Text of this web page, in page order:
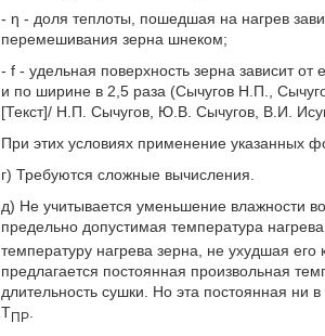
- η - доля теплоты, пошедшая на нагрев
перемешивания зерна шнеком;
- f - удельная поверхность зерна зависит
и по ширине в 2,5 раза (Сычугов Н.П.,
[Текст]/ Н.П. Сычугов, Ю.В. Сычугов, В.И.
При этих условиях применение указанных
г) Требуются сложные вычисления.
д) Не учитывается уменьшение влажности
предельно допустимая температура
температуру нагрева зерна, не ухудшая
предлагается постоянная произвольная
длительность сушки. Но эта постоянная
ТПР